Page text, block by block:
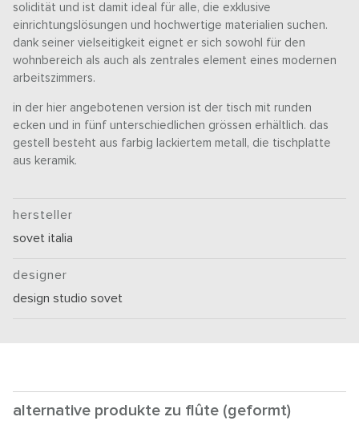
solidität und ist damit ideal für alle, die exklusive
einrichtungslösungen und hochwertige materialien suchen.
dank seiner vielseitigkeit eignet er sich sowohl für den
wohnbereich als auch als zentrales element eines modernen
arbeitszimmers.
in der hier angebotenen version ist der tisch mit runden
ecken und in fünf unterschiedlichen grössen erhältlich. das
gestell besteht aus farbig lackiertem metall, die tischplatte
aus keramik.
hersteller
sovet italia
designer
design studio sovet
alternative produkte zu flûte (geformt)